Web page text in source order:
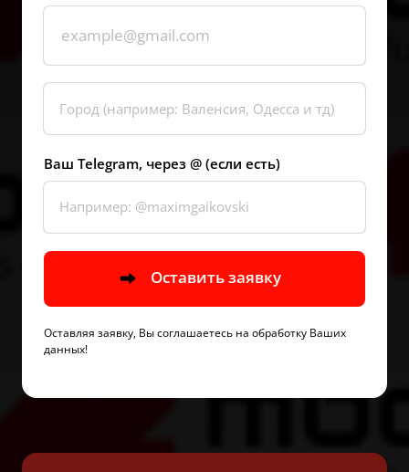
Ваш Telegram, через @ (если есть)
Оставить заявку
Оставляя заявку, Вы соглашаетесь на обработку Ваших
данных!